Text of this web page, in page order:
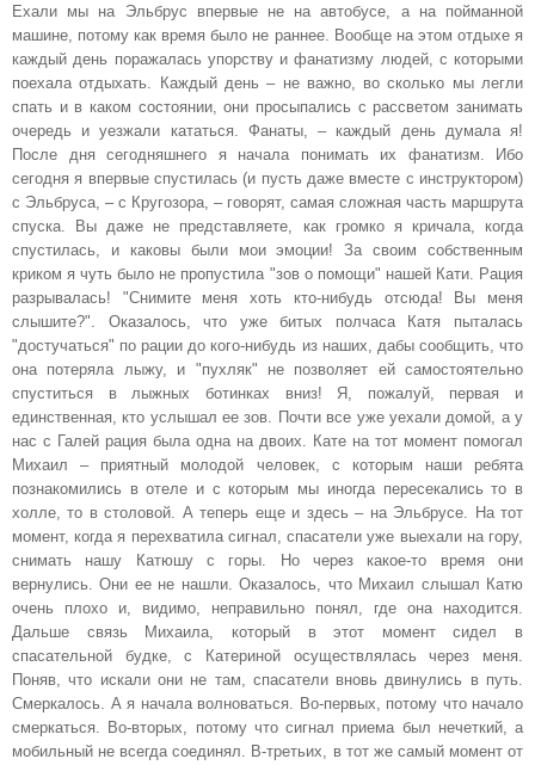
Ехали мы на Эльбрус впервые не на автобусе, а на пойманной
машине, потому как время было не раннее. Вообще на этом отдыхе я
каждый день поражалась упорству и фанатизму людей, с которыми
поехала отдыхать. Каждый день – не важно, во сколько мы легли
спать и в каком состоянии, они просыпались с рассветом занимать
очередь и уезжали кататься. Фанаты, – каждый день думала я!
После дня сегодняшнего я начала понимать их фанатизм. Ибо
сегодня я впервые спустилась (и пусть даже вместе с инструктором)
с Эльбруса, – с Кругозора, – говорят, самая сложная часть маршрута
спуска. Вы даже не представляете, как громко я кричала, когда
спустилась, и каковы были мои эмоции! За своим собственным
криком я чуть было не пропустила "зов о помощи" нашей Кати. Рация
разрывалась! "Снимите меня хоть кто-нибудь отсюда! Вы меня
слышите?". Оказалось, что уже битых полчаса Катя пыталась
"достучаться" по рации до кого-нибудь из наших, дабы сообщить, что
она потеряла лыжу, и "пухляк" не позволяет ей самостоятельно
спуститься в лыжных ботинках вниз! Я, пожалуй, первая и
единственная, кто услышал ее зов. Почти все уже уехали домой, а у
нас с Галей рация была одна на двоих. Кате на тот момент помогал
Михаил – приятный молодой человек, с которым наши ребята
познакомились в отеле и с которым мы иногда пересекались то в
холле, то в столовой. А теперь еще и здесь – на Эльбрусе. На тот
момент, когда я перехватила сигнал, спасатели уже выехали на гору,
снимать нашу Катюшу с горы. Но через какое-то время они
вернулись. Они ее не нашли. Оказалось, что Михаил слышал Катю
очень плохо и, видимо, неправильно понял, где она находится.
Дальше связь Михаила, который в этот момент сидел в
спасательной будке, с Катериной осуществлялась через меня.
Поняв, что искали они не там, спасатели вновь двинулись в путь.
Смеркалось. А я начала волноваться. Во-первых, потому что начало
смеркаться. Во-вторых, потому что сигнал приема был нечеткий, а
мобильный не всегда соединял. В-третьих, в тот же самый момент от